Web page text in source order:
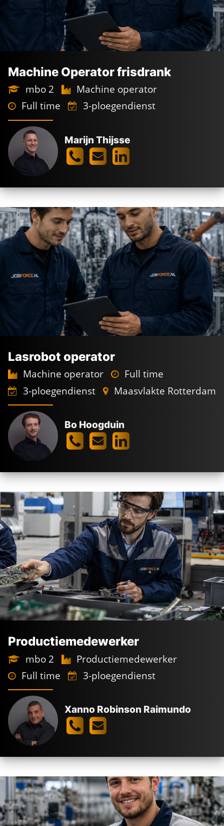
Machine Operator frisdrank
mbo 2
Machine operator
Full time
3-ploegendienst
Marijn Thijsse
Lasrobot operator
Machine operator
Full time
3-ploegendienst
Maasvlakte Rotterdam
Bo Hoogduin
Productiemedewerker
mbo 2
Productiemedewerker
Full time
3-ploegendienst
Xanno Robinson Raimundo